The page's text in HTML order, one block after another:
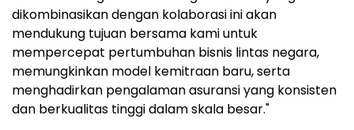
dikombinasikan dengan kolaborasi ini akan
mendukung tujuan bersama kami untuk
mempercepat pertumbuhan bisnis lintas negara,
memungkinkan model kemitraan baru, serta
menghadirkan pengalaman asuransi yang konsisten
dan berkualitas tinggi dalam skala besar."